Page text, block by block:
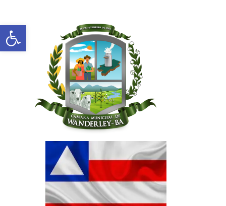
Abrir a barra de ferramentas